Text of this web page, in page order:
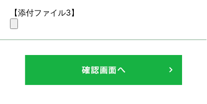
【添付ファイル3】